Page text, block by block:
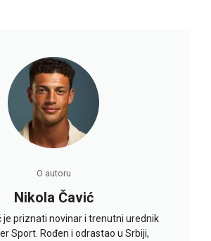
O autoru
Nikola Čavić
je priznati novinar i trenutni urednik
Sport. Rođen i odrastao u Srbiji,